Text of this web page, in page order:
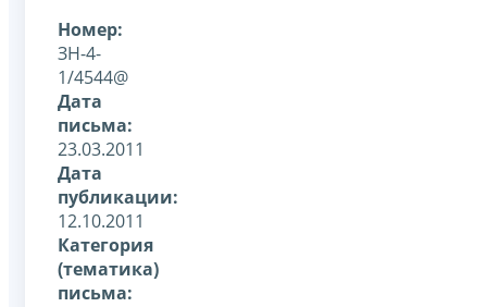
Номер:
ЗН-4-
1/4544@
Дата
письма:
23.03.2011
Дата
публикации:
12.10.2011
Категория
(тематика)
письма: